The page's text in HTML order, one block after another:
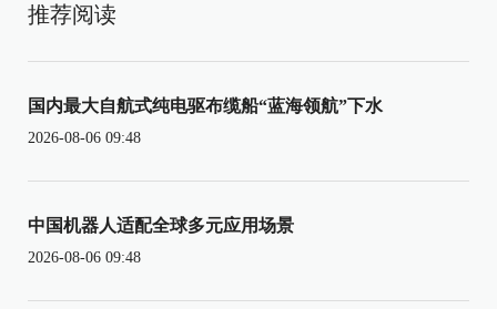
推荐阅读
国内最大自航式纯电驱布缆船“蓝海领航”下水
2026-08-06 09:48
中国机器人适配全球多元应用场景
2026-08-06 09:48